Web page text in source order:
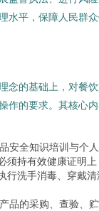
水平，保障人民群
念的基础上，对餐
作的要求。其核心
安全知识培训与个
须持有效健康证明上
行洗手消毒、穿戴清
品的采购、查验、